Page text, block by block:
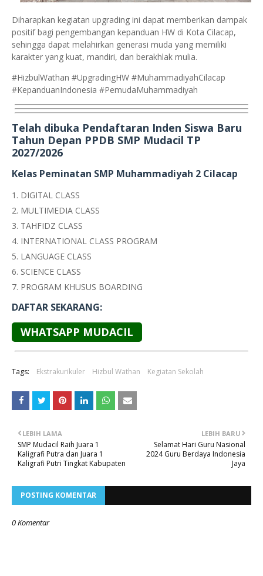
Diharapkan kegiatan upgrading ini dapat memberikan dampak
positif bagi pengembangan kepanduan HW di Kota Cilacap,
sehingga dapat melahirkan generasi muda yang memiliki
karakter yang kuat, mandiri, dan berakhlak mulia.
#HizbulWathan #UpgradingHW #MuhammadiyahCilacap
#KepanduanIndonesia #PemudaMuhammadiyah
Telah dibuka Pendaftaran Inden Siswa Baru
Tahun Depan PPDB SMP Mudacil TP
2027/2026
Kelas Peminatan SMP Muhammadiyah 2 Cilacap
DIGITAL CLASS
MULTIMEDIA CLASS
TAHFIDZ CLASS
INTERNATIONAL CLASS PROGRAM
LANGUAGE CLASS
SCIENCE CLASS
PROGRAM KHUSUS BOARDING
DAFTAR SEKARANG:
WHATSAPP MUDACIL
Tags: Ekstrakurikuler Hizbul Wathan Kegiatan Sekolah
LEBIH BARU
Selamat Hari Guru Nasional
2024 Guru Berdaya Indonesia
Jaya
LEBIH LAMA
SMP Mudacil Raih Juara 1
Kaligrafi Putra dan Juara 1
Kaligrafi Putri Tingkat Kabupaten
POSTING KOMENTAR
0 Komentar